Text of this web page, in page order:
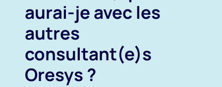
aurai-je avec les
autres
consultant(e)s
Oresys ?